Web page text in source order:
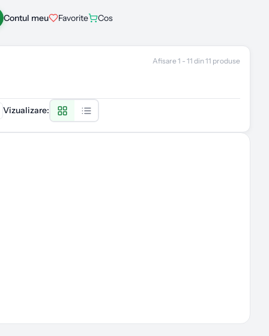
Contul meu Favorite Cos
Afisare1 - 11 din11 produse
Vizualizare: